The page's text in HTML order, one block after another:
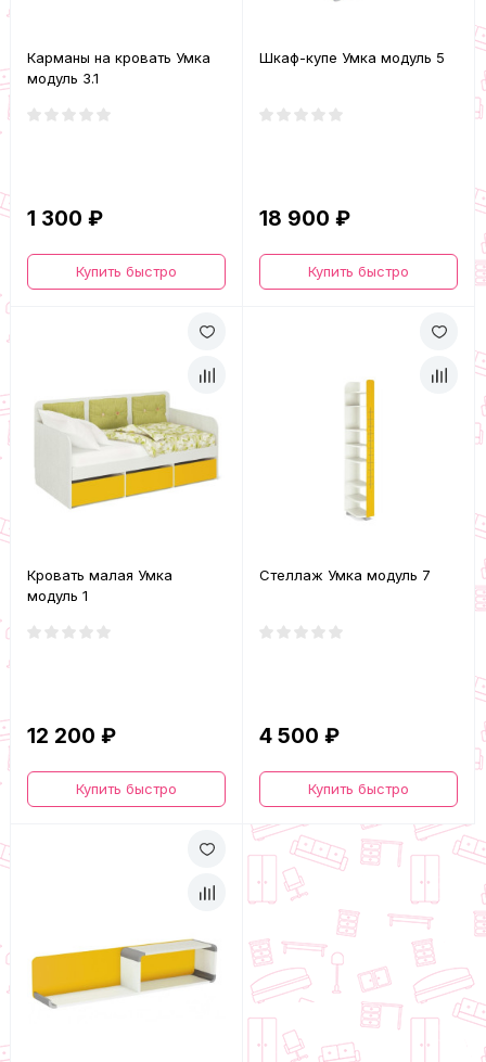
Карманы на кровать Умка
модуль 3.1
1 300 ₽
Купить быстро
Шкаф-купе Умка модуль 5
18 900 ₽
Купить быстро
Кровать малая Умка
модуль 1
12 200 ₽
Купить быстро
Стеллаж Умка модуль 7
4 500 ₽
Купить быстро